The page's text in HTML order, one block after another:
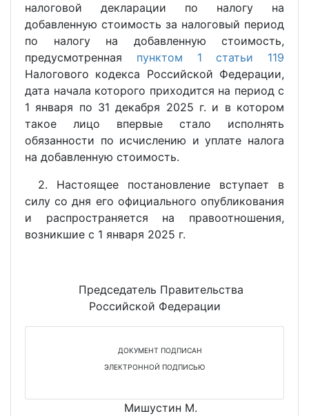
налоговой декларации по налогу на
добавленную стоимость за налоговый период
по налогу на добавленную стоимость,
предусмотренная пунктом 1 статьи 119
Налогового кодекса Российской Федерации,
дата начала которого приходится на период с
1 января по 31 декабря 2025 г. и в котором
такое лицо впервые стало исполнять
обязанности по исчислению и уплате налога
на добавленную стоимость.
2. Настоящее постановление вступает в
силу со дня его официального опубликования
и распространяется на правоотношения,
возникшие с 1 января 2025 г.
Председатель Правительства
Российской Федерации
ДОКУМЕНТ ПОДПИСАН
ЭЛЕКТРОННОЙ ПОДПИСЬЮ
Мишустин М.